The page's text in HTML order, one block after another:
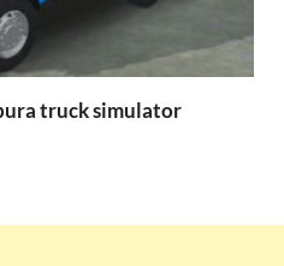
truck simulator